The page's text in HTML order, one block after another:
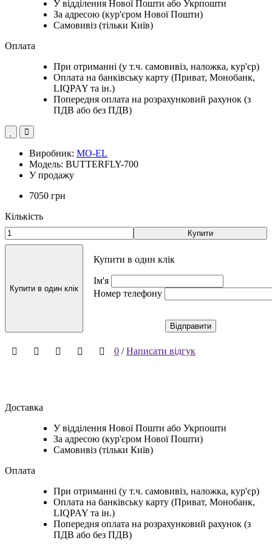
У відділення Нової Пошти або Укрпошти
За адресою (кур'єром Нової Пошти)
Самовивіз (тільки Київ)
Оплата
При отриманні (у т.ч. самовивіз, наложка, кур'єр)
Оплата на банківську карту (Приват, Монобанк,
LIQPAY та ін.)
Попередня оплата на розрахунковий рахунок (з
ПДВ або без ПДВ)
Виробник: MO-EL
Модель: BUTTERFLY-700
У продажу
7050 грн
Кількість
Купити
Купити в один клік
Купити в один клік
Ім'я
Номер телефону
Відправити
0 /Написати відгук
Доставка
У відділення Нової Пошти або Укрпошти
За адресою (кур'єром Нової Пошти)
Самовивіз (тільки Київ)
Оплата
При отриманні (у т.ч. самовивіз, наложка, кур'єр)
Оплата на банківську карту (Приват, Монобанк,
LIQPAY та ін.)
Попередня оплата на розрахунковий рахунок (з
ПДВ або без ПДВ)